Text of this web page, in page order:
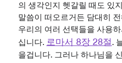
의 생각인지 헷갈릴 때도 있
말씀이 떠오르거든 담대히
우리의 여러 선택들을 사용
십니다. 로마서 8장 28절 .
을겁니다. 그러나 하나님을